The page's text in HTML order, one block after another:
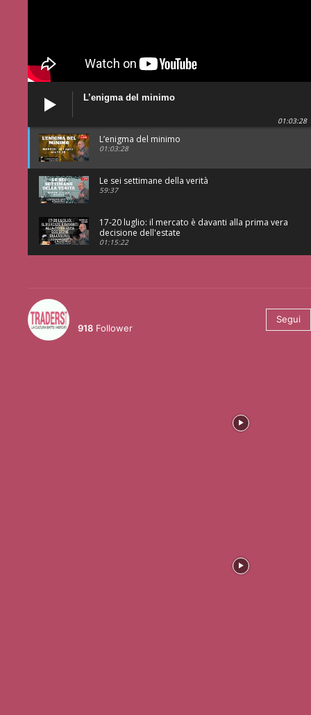
L’enigma del minimo
01:03:28
L’enigma del minimo
01:03:28
Le sei settimane della verità
59:37
17-20 luglio: il mercato è davanti alla prima vera
decisione dell'estate
01:15:22
918 Follower
Segui